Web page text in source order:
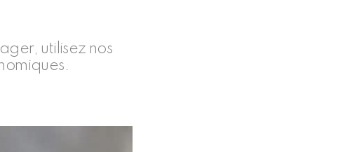
utilisez nos